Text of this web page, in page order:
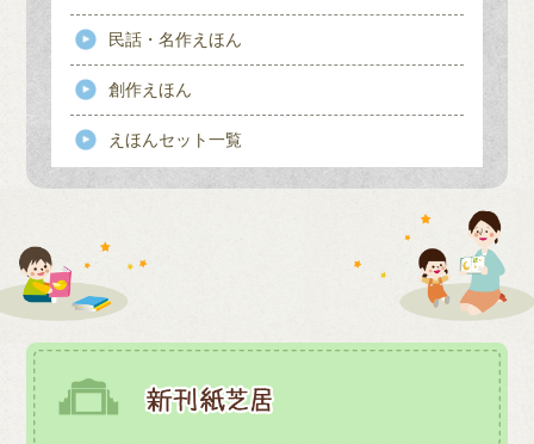
民話・名作えほん
創作えほん
えほんセット一覧